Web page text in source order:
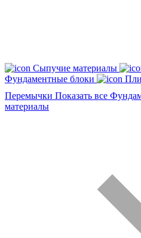
Сыпучие материалы
Фундаментные блоки
Перемычки Показать все
материалы